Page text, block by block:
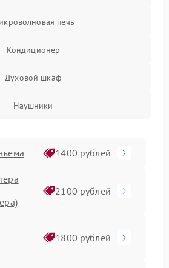
печь
Кондиционер
Духовой шкаф
Наушники
1400 рублей
2100 рублей
1800 рублей